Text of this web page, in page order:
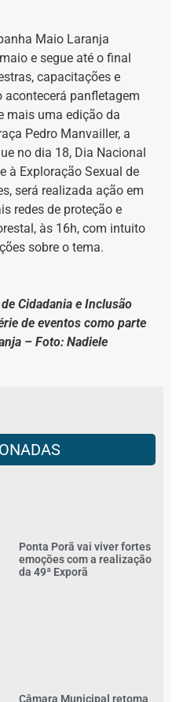
Maio Laranja
e segue até o final
capacitações e
acontecerá panfletagem
mais uma edição da
Pedro Manvailler, a
no dia 18, Dia Nacional
à Exploração Sexual de
será realizada ação em
redes de proteção e
às 16h, com intuito
sobre o tema.
Cidadania e Inclusão
de eventos como parte
– Foto: Nadiele
Ponta Porã vai viver fortes
emoções com a realização
da 49ª Exporã
Câmara Municipal retoma